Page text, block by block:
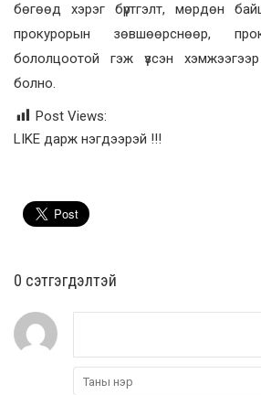
бөгөөд хэрэг бүртгэлт, мөрдөн
прокурорын зөвшөөрснөөр,
бололцоотой гэж үзсэн
болно.
Post Views:
LIKE дарж нэгдээрэй !!!
0 cэтгэгдэлтэй